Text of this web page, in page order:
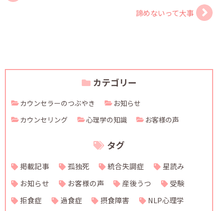
諦めないって大事
カテゴリー
カウンセラーのつぶやき
お知らせ
カウンセリング
心理学の知識 お客様の声
タグ
掲載記事 孤独死 統合失調症
星読み
お知らせ
お客様の声 産後うつ
受験
拒食症
過食症 摂食障害
NLP心理学